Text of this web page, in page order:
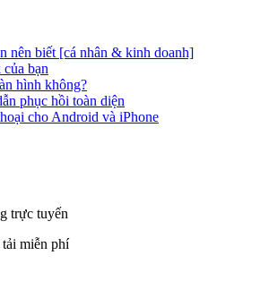
nên biết [cá nhân & kinh doanh]
bạn
hình không?
phục hồi toàn diện
cho Android và iPhone
trực tuyến
miễn phí